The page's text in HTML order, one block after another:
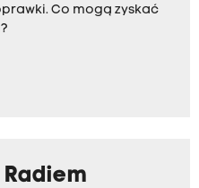
Co mogą zyskać